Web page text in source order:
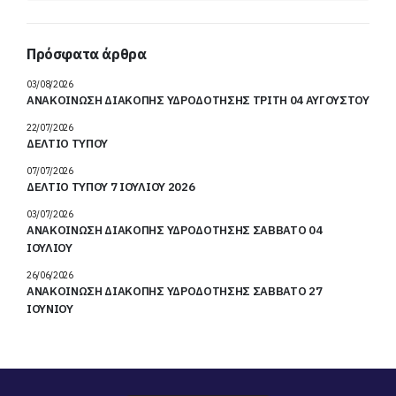
Πρόσφατα άρθρα
ΑΝΑΚΟΙΝΩΣΗ ΔΙΑΚΟΠΗΣ ΥΔΡΟΔΟΤΗΣΗΣ ΤΡΙΤΗ 04 ΑΥΓΟΥΣΤΟΥ
03/08/2026
ΔΕΛΤΙΟ ΤΥΠΟΥ
22/07/2026
ΔΕΛΤΙΟ ΤΥΠΟΥ 7 ΙΟΥΛΙΟΥ 2026
07/07/2026
ΑΝΑΚΟΙΝΩΣΗ ΔΙΑΚΟΠΗΣ ΥΔΡΟΔΟΤΗΣΗΣ ΣΑΒΒΑΤΟ 04
ΙΟΥΛΙΟΥ
03/07/2026
ΑΝΑΚΟΙΝΩΣΗ ΔΙΑΚΟΠΗΣ ΥΔΡΟΔΟΤΗΣΗΣ ΣΑΒΒΑΤΟ 27
ΙΟΥΝΙΟΥ
26/06/2026